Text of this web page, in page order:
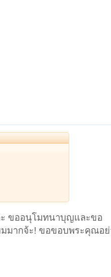
ะ ขออนุโมทนาบุญและขอ
มากจ้ะ! ขอขอบพระคุณอย่